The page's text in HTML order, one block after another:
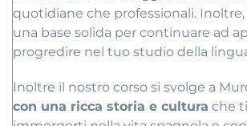
quotidiane che professionali. Inoltre,
una base solida per continuare ad
progredire nel tuo studio della
Inoltre il nostro corso si svolge a
con una ricca storia e cultura che